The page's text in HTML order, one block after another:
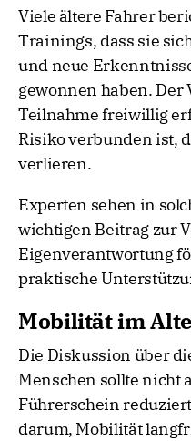
Viele ältere Fahrer
Trainings, dass sie
und neue
gewonnen haben. Der
Teilnahme freiwillig
Risiko verbunden ist,
verlieren.
Experten sehen in
wichtigen Beitrag zur
Eigenverantwortung
praktische
Mobilität im
Die Diskussion über
Menschen sollte nicht
Führerschein
darum, Mobilität